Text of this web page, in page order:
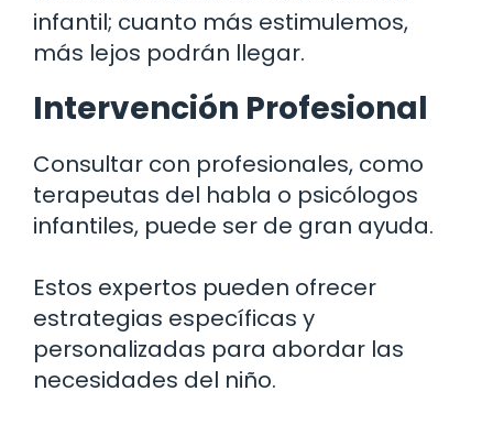
infantil; cuanto más estimulemos,
más lejos podrán llegar.
Intervención Profesional
Consultar con profesionales, como
terapeutas del habla o psicólogos
infantiles, puede ser de gran ayuda.
Estos expertos pueden ofrecer
estrategias específicas y
personalizadas para abordar las
necesidades del niño.